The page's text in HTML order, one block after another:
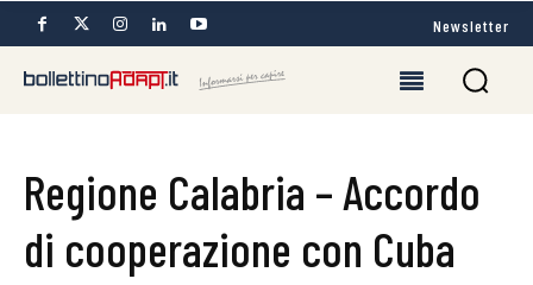
Newsletter
Regione Calabria – Accordo
di cooperazione con Cuba